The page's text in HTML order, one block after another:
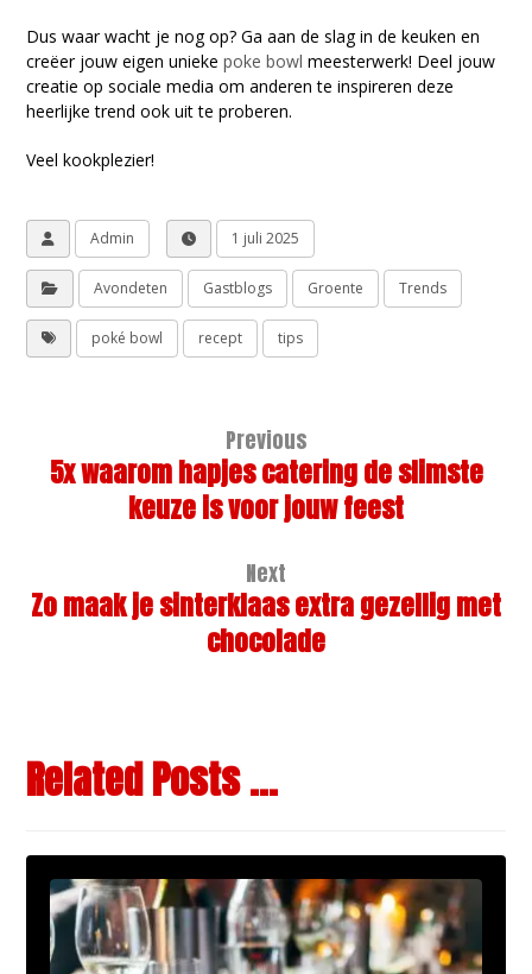
Dus waar wacht je nog op? Ga aan de slag in de keuken en
creëer jouw eigen uniekepoke bowl meesterwerk! Deel jouw
creatie op sociale media om anderen te inspireren deze
heerlijke trend ook uit te proberen.
Veel kookplezier!
Admin 1 juli 2025
Avondeten Gastblogs Groente Trends
poké bowl recept tips
Previous
5x waarom hapjes catering de slimste
keuze is voor jouw feest
Next
Zo maak je sinterklaas extra gezellig met
chocolade
Related Posts ...